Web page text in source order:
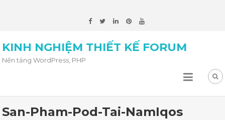
KINH NGHIỆM THIẾT KẾ FORUM
Nền tảng WordPress, PHP
San-Pham-Pod-Tai-NamIqos